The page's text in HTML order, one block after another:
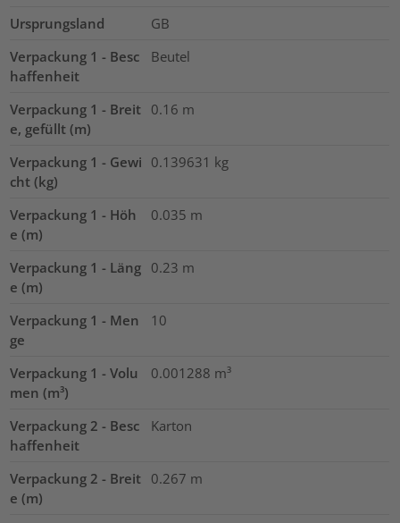
Ursprungsland
GB
Verpackung 1 - Besc
haffenheit
Beutel
Verpackung 1 - Breit
e, gefüllt (m)
0.16 m
Verpackung 1 - Gewi
cht (kg)
0.139631 kg
Verpackung 1 - Höh
e (m)
0.035 m
Verpackung 1 - Läng
e (m)
0.23 m
Verpackung 1 - Men
ge
10
Verpackung 1 - Volu
men (m³)
0.001288 m³
Verpackung 2 - Besc
haffenheit
Karton
Verpackung 2 - Breit
e (m)
0.267 m